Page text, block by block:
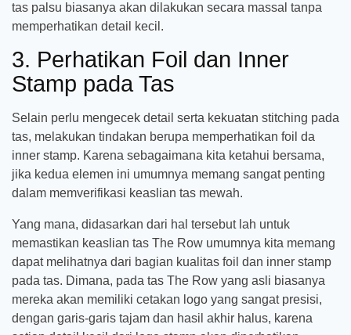
tas palsu biasanya akan dilakukan secara massal tanpa
memperhatikan detail kecil.
3. Perhatikan Foil dan Inner
Stamp pada Tas
Selain perlu mengecek detail serta kekuatan stitching pada
tas, melakukan tindakan berupa memperhatikan foil da
inner stamp. Karena sebagaimana kita ketahui bersama,
jika kedua elemen ini umumnya memang sangat penting
dalam memverifikasi keaslian tas mewah.
Yang mana, didasarkan dari hal tersebut lah untuk
memastikan keaslian tas The Row umumnya kita memang
dapat melihatnya dari bagian kualitas foil dan inner stamp
pada tas. Dimana, pada tas The Row yang asli biasanya
mereka akan memiliki cetakan logo yang sangat presisi,
dengan garis-garis tajam dan hasil akhir halus, karena